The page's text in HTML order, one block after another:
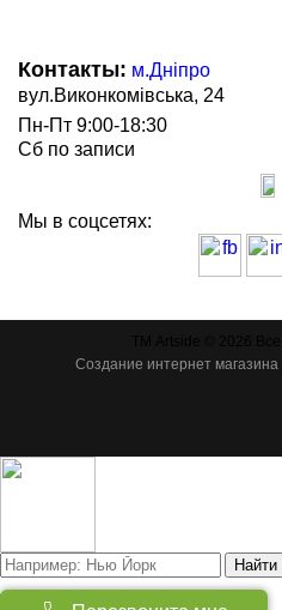
Контакты: м.Дніпро
вул.Виконкомівська, 24
Пн-Пт 9:00-18:30
Сб по записи
Мы в соцсетях:
Создание интернет магазина
Найти
Товаров: 0)